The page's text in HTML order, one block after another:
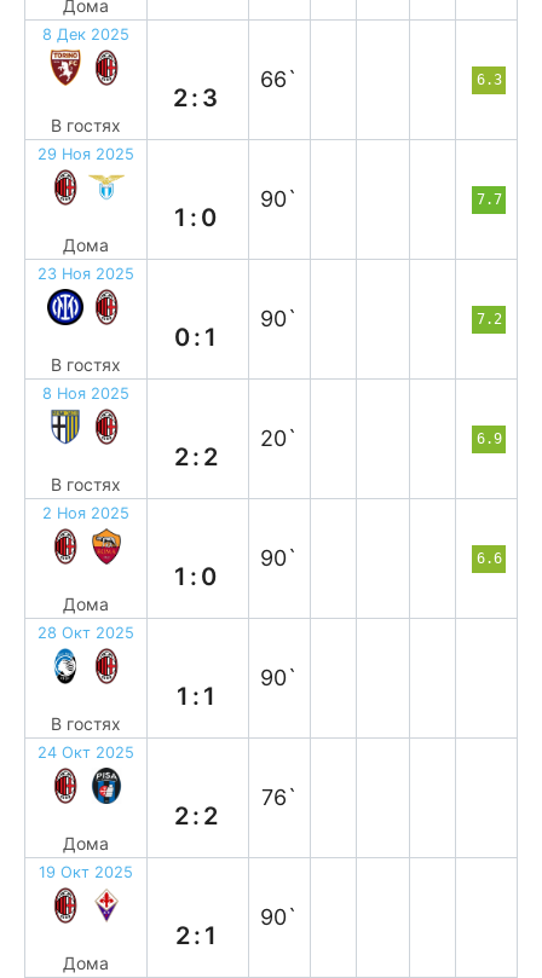
Дома
8 Дек 2025
В гостях
2:3
66` 6.3
29 Ноя 2025
Дома
1:0
90` 7.7
23 Ноя 2025
В гостях
0:1
90` 7.2
8 Ноя 2025
В гостях
2:2
20` 6.9
2 Ноя 2025
Дома
1:0
90` 6.6
28 Окт 2025
В гостях
1:1
90`
24 Окт 2025
Дома
2:2
76`
19 Окт 2025
Дома
2:1
90`